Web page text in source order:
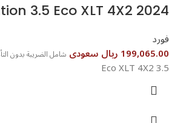
3.5 Eco XLT 4X2 2024
فورد
199,065.00 ريال سعودى شامل الضريبة بدون
3.5 Eco XLT 4X2